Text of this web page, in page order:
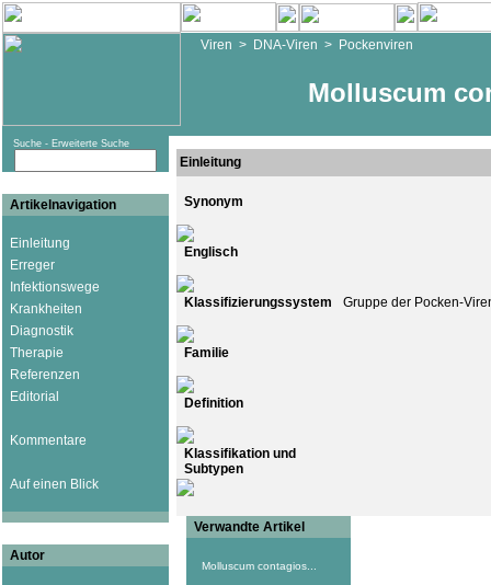
Viren > DNA-Viren > Pockenviren
Molluscum
Suche - Erweiterte Suche
Artikelnavigation
Einleitung
Erreger
Infektionswege
Krankheiten
Diagnostik
Therapie
Referenzen
Editorial
Kommentare
Auf einen Blick
Autor
Einleitung
Synonym
Englisch
Klassifizierungssystem Gruppe der Pocken-
Familie
Definition
Klassifikation und
Subtypen
Verwandte Artikel
Molluscum contagios...